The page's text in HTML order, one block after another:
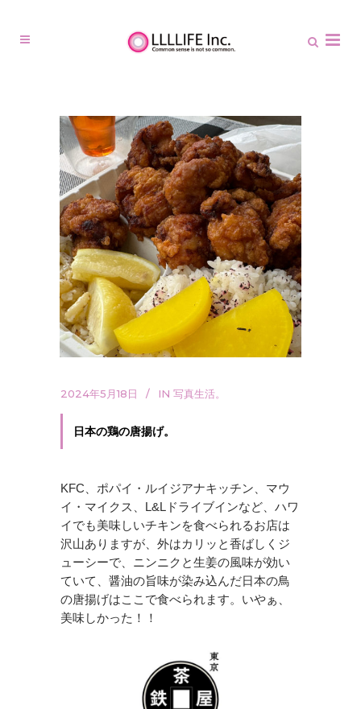
2024年5月18日 IN 写真生活。
日本の鶏の唐揚げ。
KFC、ポパイ・ルイジアナキッチン、マウ
イ・マイクス、L&Lドライブインなど、ハワ
イでも美味しいチキンを食べられるお店は
沢山ありますが、外はカリッと香ばしくジ
ューシーで、ニンニクと生姜の風味が効い
ていて、醤油の旨味が染み込んだ日本の鳥
の唐揚げはここで食べられます。いやぁ、
美味しかった！！